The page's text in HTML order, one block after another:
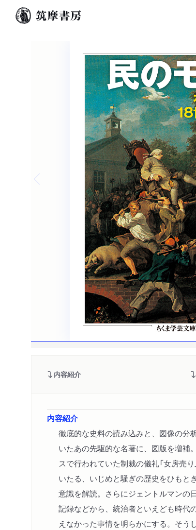
内容紹介
内容紹介
徹底的な史料の読み込みと、図像の分
いたあの先駆的な名著に、図版を増補
スで行われていた制裁の儀礼「女房売り
いたる、いじめと騒ぎの歴史をひもと
意識を解読。さらにジェントルマンの
記録などから、統治者といえども時代
えなかった事情を明らかにする。そう